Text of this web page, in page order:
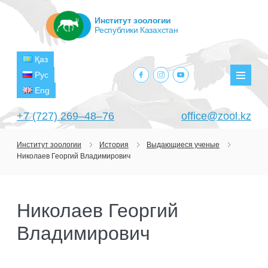
+7 (727) 269‒48‒76 office@zool.kz
Қаз
Рус
Eng
facebook.com
instagram.com
youtube.com
Институт зоологии
Республики Казахстан
ГЛАВНАЯ
ЦЕЛИ И ЗАДАЧИ
РУКОВОДСТВО
ПОДРАЗДЕЛЕНИЯ
ЛАБОРАТОРИИ
ПРОЕКТЫ
Институт зоологии История
Выдающиеся ученые
Николаев Георгий Владимирович
Николаев Георгий
Владимирович